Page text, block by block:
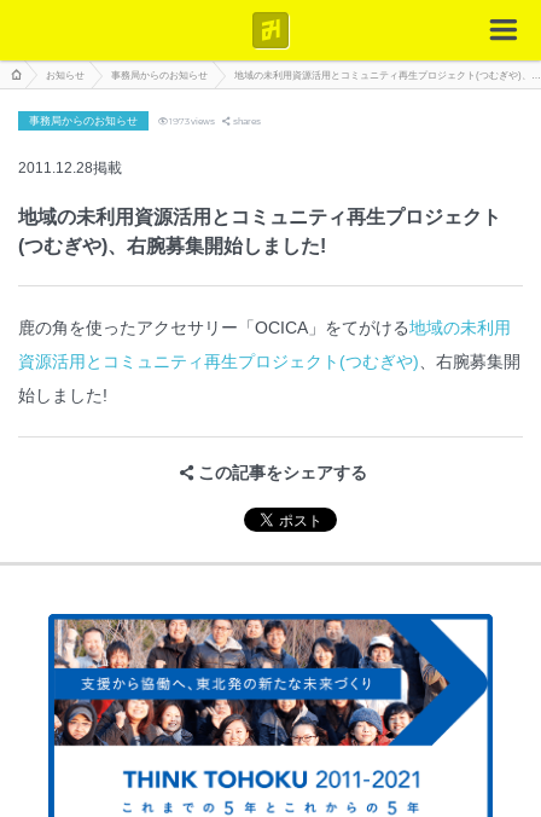
お知らせ 事務局からのお知らせ 地域の未利用資源活用とコミュニティ再生プロジェクト(つむぎや)、右腕募集開始しました!
事務局からのお知らせ 1973views shares
2011.12.28掲載
地域の未利用資源活用とコミュニティ再生プロジェクト
(つむぎや)、右腕募集開始しました!
鹿の角を使ったアクセサリー「OCICA」をてがける地域の未利用
資源活用とコミュニティ再生プロジェクト(つむぎや) 、右腕募集開
始しました!
この記事をシェアする